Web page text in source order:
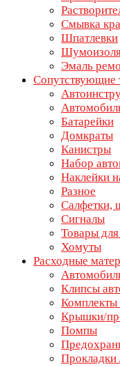
Смывка
Шпатлевки
Эмаль
Сопутствующие
Батарейки
Домкраты
Канистры
Набор
Наклейки
Разное
Салфетки,
Сигналы
Товары
Хомуты
Расходные
Клипсы
Крышки/
Помпы
Прокладки